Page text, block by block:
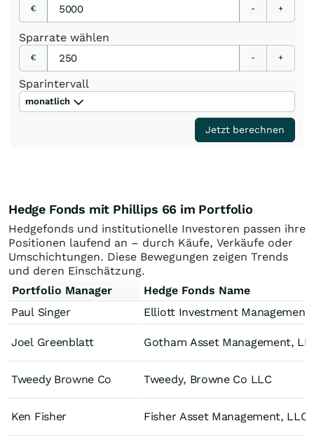
€ - +
Sparrate wählen
€ - +
Sparintervall
monatlich
Jetzt berechnen
Hedge Fonds mit Phillips 66 im Portfolio
Hedgefonds und institutionelle Investoren passen ihre
Positionen laufend an – durch Käufe, Verkäufe oder
Umschichtungen. Diese Bewegungen zeigen Trends
und deren Einschätzung.
Portfolio Manager
Hedge Fonds Name
Paul Singer
Joel Greenblatt Gotham Asset Management,
Tweedy Browne Co Tweedy, Browne Co LLC
Ken Fisher Fisher Asset Management, LLC